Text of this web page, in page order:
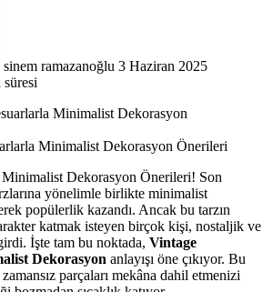
sinem ramazanoğlu 3 Haziran 2025
Minimalist Dekorasyon Önerileri
Dekorasyon Önerileri! Son
yönelimle birlikte minimalist
popülerlik kazandı. Ancak bu tarzın
katmak isteyen birçok kişi, nostaljik ve
İşte tam bu noktada, Vintage
Dekorasyon anlayışı öne çıkıyor. Bu
parçaları mekâna dahil etmenizi